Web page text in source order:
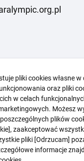
O nas
Kluby
Guttmanny
Dzieci
cookie
pliki cookies własne w
oraz pliki
w celach
Możesz
plików
zaakceptować
pliki [Odrzucam]
informacje